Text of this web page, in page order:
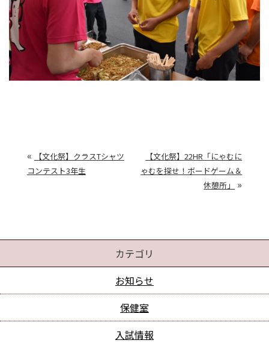
«
【文化祭】クラスTシャツ
コンテスト3年生
【文化祭】22HR「にゃむに
ゃむを探せ！ボードゲーム＆
休憩所」
»
カテゴリ
お知らせ
保健室
入試情報